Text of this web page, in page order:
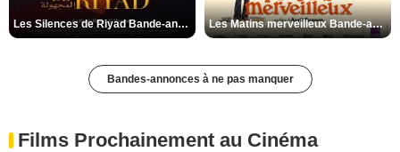
Les Silences de Riyad Bande-annonce VO STFR Les Matins merveilleux Bande-annonce VF
Bandes-annonces à ne pas manquer
Films Prochainement au Cinéma